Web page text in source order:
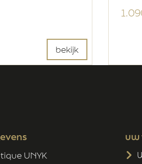
bekijk
UNYK
uw